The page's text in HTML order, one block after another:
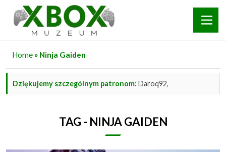
Home » Ninja Gaiden
Dziękujemy szczególnym patronom: Daroq92,
TAG - NINJA GAIDEN